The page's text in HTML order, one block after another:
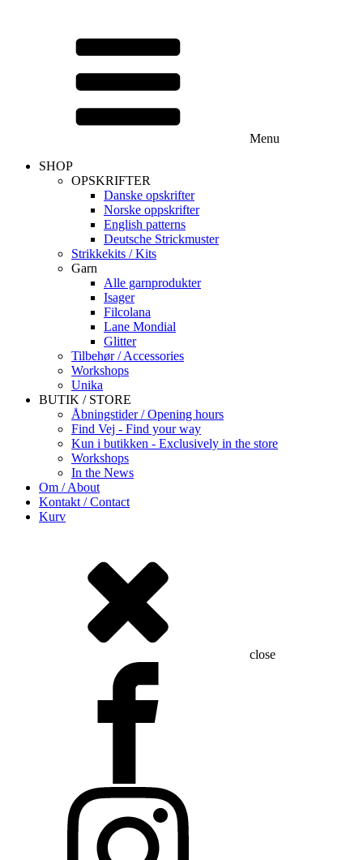
Menu
SHOP
OPSKRIFTER
Danske opskrifter
Norske oppskrifter
English patterns
Deutsche Strickmuster
Strikkekits / Kits
Garn
Alle garnprodukter
Isager
Filcolana
Lane Mondial
Glitter
Tilbehør / Accessories
Workshops
Unika
BUTIK / STORE
Åbningstider / Opening hours
Find Vej - Find your way
Kun i butikken - Exclusively in the store
Workshops
In the News
Om / About
Kontakt / Contact
Kurv
close